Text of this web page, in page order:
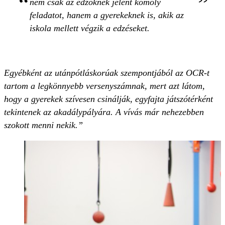
nem csak az edzőknek jelent komoly
feladatot, hanem a gyerekeknek is, akik az
iskola mellett végzik a edzéseket.
Egyébként az utánpótláskorúak szempontjából az OCR-t
tartom a legkönnyebb versenyszámnak, mert azt látom,
hogy a gyerekek szívesen csinálják, egyfajta játszótérként
tekintenek az akadálypályára. A vívás már nehezebben
szokott menni nekik.”